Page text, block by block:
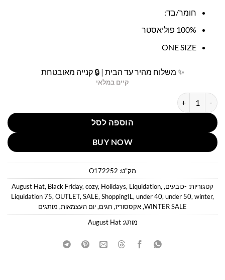
חומר/בד:
100% פוליאסטר
ONE SIZE
✨ משלוח מהיר עד הבית | 🔒 קנייה מאובטחת
קיים במלאי
כמות של כובע קסקט זית אוגוסט הט
הוספה לסל
BUY NOW
מק"ט: O172252
קטגוריות: -כובעים,
August Hat, Black Friday, cozy, Holidays, Liquidation,
Liquidation 75, OUTLET, SALE, ShoppingIL, under 40, under 50, winter,
WINTER SALE
,אקססוריז, חגים,יום העצמאות, מותגים
מותג:August Hat